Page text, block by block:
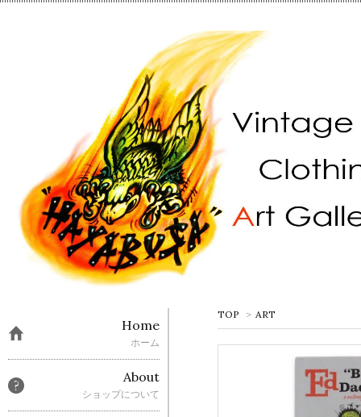
TOP > ART
Home
ホーム
About
ショップについて